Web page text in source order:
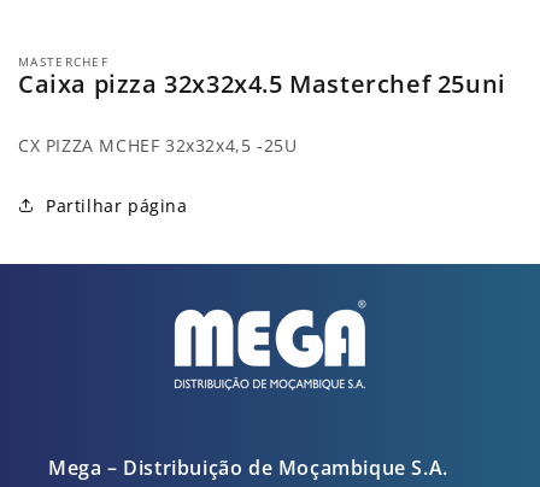
multimédia
1
MASTERCHEF
Caixa pizza 32x32x4.5 Masterchef 25uni
CX PIZZA MCHEF 32x32x4,5 -25U
Partilhar página
Mega – Distribuição de Moçambique S.A.